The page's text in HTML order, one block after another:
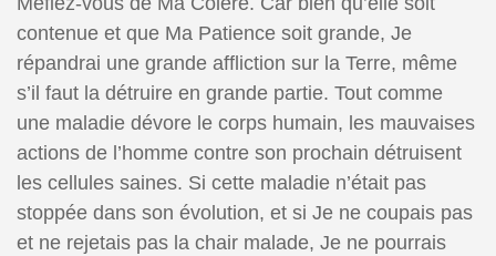
contenue et que Ma Patience soit grande, Je
répandrai une grande affliction sur la Terre, même
s’il faut la détruire en grande partie. Tout comme
une maladie dévore le corps humain, les mauvaises
actions de l’homme contre son prochain détruisent
les cellules saines. Si cette maladie n’était pas
stoppée dans son évolution, et si Je ne coupais pas
et ne rejetais pas la chair malade, Je ne pourrais